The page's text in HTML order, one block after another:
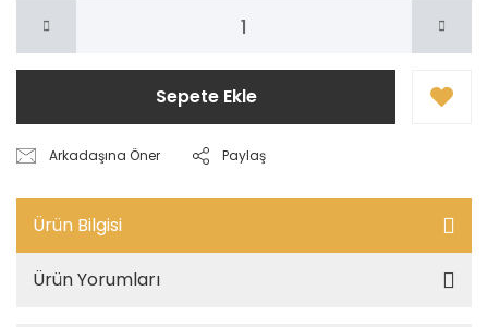
Sepete Ekle
Arkadaşına Öner Paylaş
Ürün Bilgisi
Ürün Yorumları